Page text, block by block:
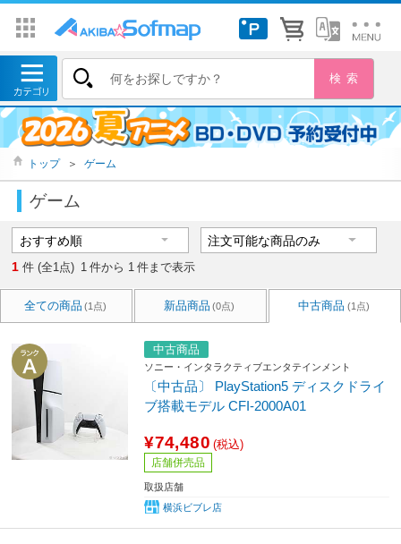
トップ ＞ ゲーム
ゲーム
1 件 (全1点) 1 件から 1 件まで表示
全ての商品 (1点) 新品商品 (0点) 中古商品 (1点)
中古商品
ソニー・インタラクティブエンタテインメント
〔中古品〕 PlayStation5 ディスクドライ
ブ搭載モデル CFI-2000A01
¥74,480 (税込)
店舗併売品
取扱店舗
横浜ビブレ店